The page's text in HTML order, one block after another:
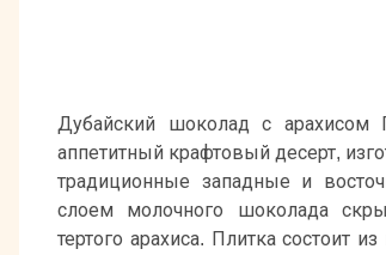
Дубайский шоколад с
аппетитный крафтовый десерт,
традиционные западные и
слоем молочного шоколада
тертого арахиса. Плитка состоит